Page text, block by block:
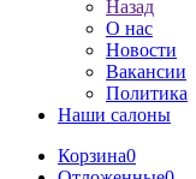
Назад
О нас
Новости
Вакансии
Политика
Наши салоны
Корзина0